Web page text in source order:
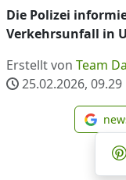
Die Polizei
Verkehrsunfall in
Erstellt von Team
25.02.2026, 09.29